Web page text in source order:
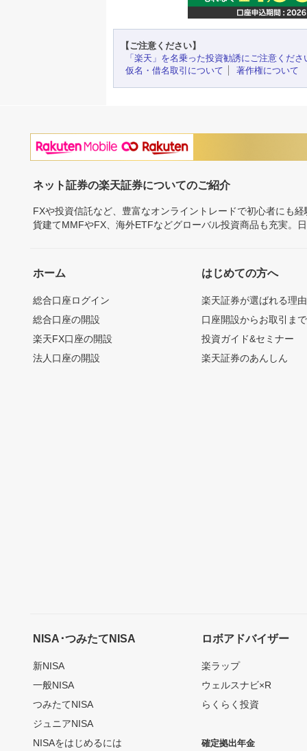
【ご注意ください】
「楽天」を名乗った投資勧誘にご注意くださ
仮名・借名取引について
著作権について
ネット証券の楽天証券についてのご紹介
FXや投資信託など、豊富なオンライントレードで初心者にも
貨建てMMFやFX、海外ETFなどグローバル投資商品も充実。
ホーム
総合口座ログイン
総合口座の開設
楽天FX口座の開設
法人口座の開設
はじめての方へ
楽天証券が選ばれる理由
口座開設からお取引ま
投資ガイド&セミナー
楽天証券のあんしん
NISA･つみたてNISA
新NISA
一般NISA
つみたてNISA
ジュニアNISA
NISAをはじめるには
ロボアドバイザー
楽ラップ
ウェルスナビ×R
らくらく投資
確定拠出年金